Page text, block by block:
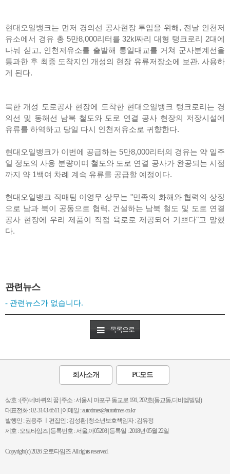
현대오일뱅크는 먼저 경의선 공사현장 투입을 위해, 전날 인천저
유소에서 경유 총 5만8,000리터를 32kl짜리 대형 탱크로리 2대에
나눠 싣고, 인천저유소를 출발해 통일대교를 거쳐 군사분계선을
통과한 후 최종 도착지인 개성의 현장 유류저장소에 보관, 사용하
게 된다.
북한 개성 도로공사 현장에 도착한 현대오일뱅크 탱크로리는 경
의선 및 동해선 남북 철도와 도로 연결 공사 현장의 저장시설에
유류를 하역하고 당일 다시 인천저유소로 귀향한다.
현대오일뱅크가 이번에 공급하는 5만8,000리터의 경유는 약 일주
일 정도의 사용 분량이며 철도와 도로 연결 공사가 완공되는 시점
까지 약 1백여 차례 계속 유류를 공급할 예정이다.
현대오일뱅크 직매팀 이영무 상무는 "민족의 화해와 협력의 상징
으로 남과 북이 공동으로 협력, 건설하는 남북 철도 및 도로 연결
공사 현장에 우리 제품이 직접 육로로 제공되어 기쁘다"고 말했
다.
관련뉴스
- 관련뉴스가 없습니다.
목록으로
회사소개 PC모드
상호 : (주) 네바퀴의 꿈 | 주소 : 서울시 마포구 동교로 191, 202호(동교동,디비엠빌딩)
대표전화 : 02-3143-6511 | 이메일 : autotimes@autotimes.co.kr
발행인 : 권용주 ㅣ편집인 : 김성환 | 청소년보호책임자 : 김유정
제호 : 오토타임즈 | 등록번호 : 서울,아05208 | 등록일 : 2018년 05월 22일
Copyright(c) 2026 오토타임즈 All rights reserved.